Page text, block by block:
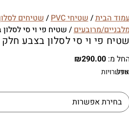
הבית/שטיחי PVC /שטיחים
מרובעים/ שטיח פי וי סי
שטיח פי וי סי לסלון בצבע חלק
מ: ₪290.00
גודל:
אפשרויות